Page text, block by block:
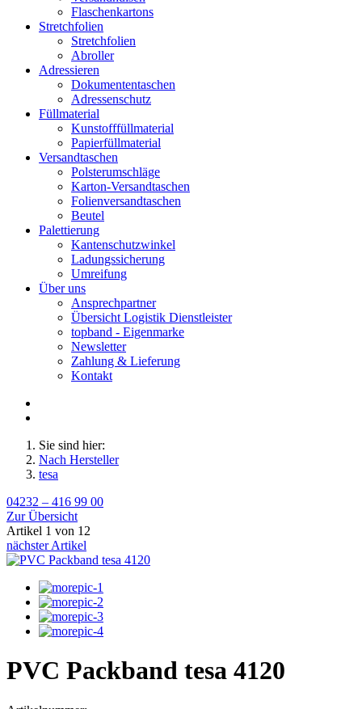
Flaschenkartons
Stretchfolien
Stretchfolien
Abroller
Adressieren
Dokumententaschen
Adressenschutz
Füllmaterial
Kunstofffüllmaterial
Papierfüllmaterial
Versandtaschen
Polsterumschläge
Karton-Versandtaschen
Folienversandtaschen
Beutel
Palettierung
Kantenschutzwinkel
Ladungssicherung
Umreifung
Über uns
Ansprechpartner
Übersicht Logistik Dienstleister
topband - Eigenmarke
Newsletter
Zahlung & Lieferung
Kontakt
Sie sind hier:
Nach Hersteller
tesa
04232 – 416 99 00
Zur Übersicht
Artikel 1 von 12
nächster Artikel
PVC Packband tesa 4120